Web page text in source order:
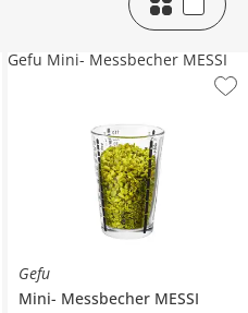
Gefu
Mini- Messbecher MESSI
Gefu Mini- Messbecher MESSI